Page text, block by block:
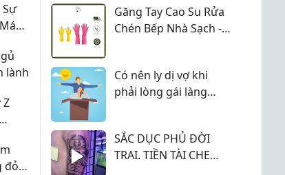
lành
Z
đỏ
Găng Tay Cao Su Rửa
Chén Bếp Nhà Sạch -
Nhà
Có nên ly dị vợ khi
phải lòng gái làng
SẮC DỤC PHỦ ĐỜI
TRAI. TIỀN TÀI CHE